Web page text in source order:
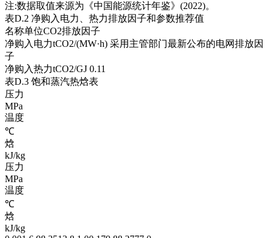
注:数据取值来源为《中国能源统计年鉴》(2022)。
表D.2 净购入电力、热力排放因子和参数推荐值
名称单位CO2排放因子
净购入电力tCO2/(MW·h) 采用主管部门最新公布的电网排放因
子
净购入热力tCO2/GJ 0.11
表D.3 饱和蒸汽热焓表
压力
MPa
温度
℃
焓
kJ/kg
压力
MPa
温度
℃
焓
kJ/kg